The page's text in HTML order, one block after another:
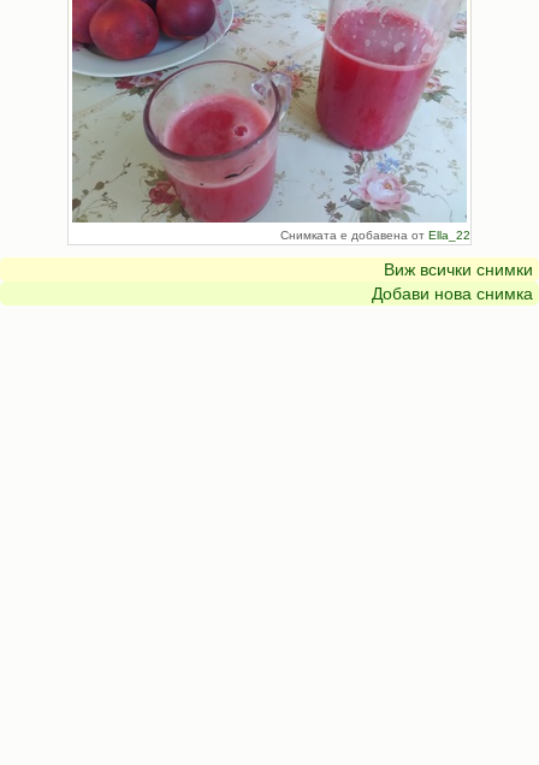
Снимката е добавена от Ella_22
Виж всички снимки
Добави нова снимка